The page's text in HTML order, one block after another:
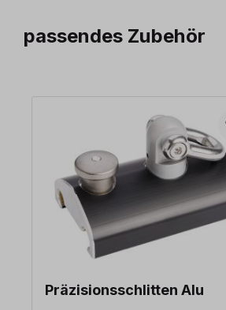
passendes Zubehör
Präzisionsschlitten Alu